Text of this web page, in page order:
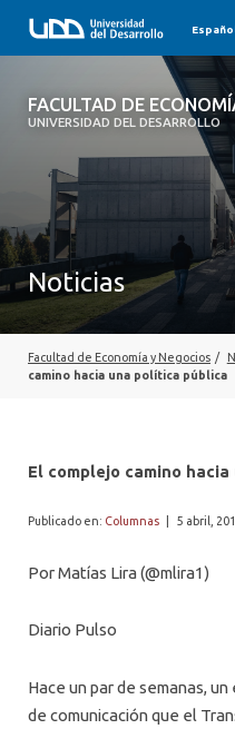
FACULTAD DE
UNIVERSIDAD DEL DESARROLLO
FACULTAD DE
QUIÉNES SOMOS
PREGRADO
POSTGRADO
EDUCACIÓN EJECUTIVA
Noticias
Facultad de Economía y Negocios /
camino hacia una política pública
El complejo camino
Publicado en: Columnas 5 abril,
Por Matías Lira (@mlira1)
Diario Pulso
Hace un par de semanas,
de comunicación que el